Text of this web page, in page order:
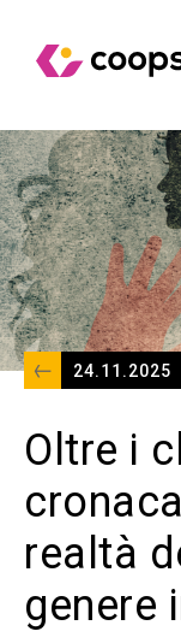
24.11.2025
Oltre i
realtà
genere